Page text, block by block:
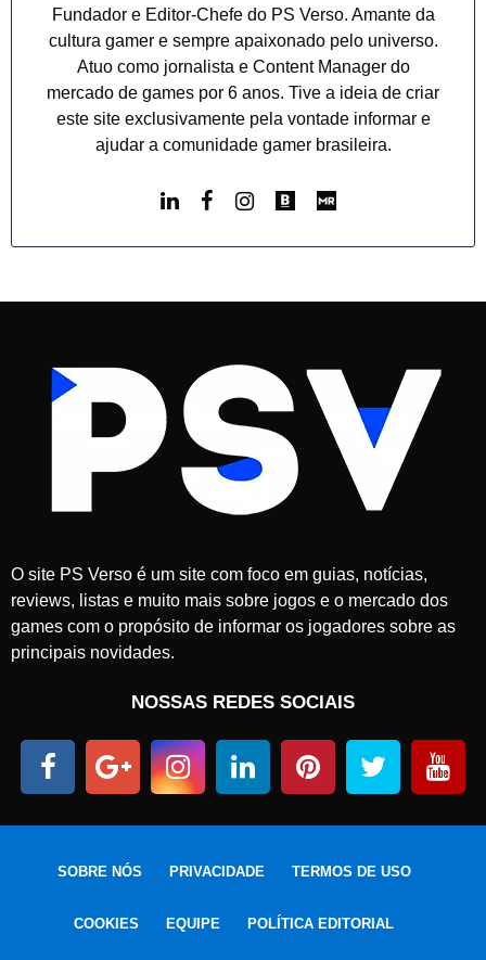
Fundador e Editor-Chefe do PS Verso. Amante da
cultura gamer e sempre apaixonado pelo universo.
Atuo como jornalista e Content Manager do
mercado de games por 6 anos. Tive a ideia de criar
este site exclusivamente pela vontade informar e
ajudar a comunidade gamer brasileira.
O site PS Verso é um site com foco em guias, notícias,
reviews, listas e muito mais sobre jogos e o mercado dos
games com o propósito de informar os jogadores sobre as
principais novidades.
NOSSAS REDES SOCIAIS
SOBRE NÓS PRIVACIDADE TERMOS DE USO
COOKIES EQUIPE POLÍTICA EDITORIAL